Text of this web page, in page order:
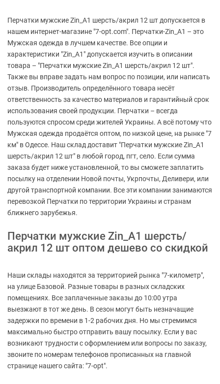
Перчатки мужские Zin_A1 шерсть/акрил 12 шт допускается в
нашем интернет-магазине "7-opt.com". Перчатки-Zin_A1 – это
Мужская одежда в лучшем качестве. Все опции и
характеристики "Zin_A1" допускается изучить в описании
товара – "Перчатки мужские Zin_A1 шерсть/акрил 12 шт".
Также вы вправе задать нам вопрос по позиции, или написать
отзыв. Производитель определённого товара несёт
ответственность за качество материалов и гарантийный срок
использования своей продукции. Перчатки – всегда
пользуются спросом среди жителей Украины. А всё потому что
Мужская одежда продаётся оптом, по низкой цене, на рынке "7
км" в Одессе. Наш склад доставит "Перчатки мужские Zin_A1
шерсть/акрил 12 шт" в любой город, пгт, село. Если сумма
заказа будет ниже установленной, то вы сможете заплатить
посылку на отделении Новой почты, Укрпочты, Деливери, или
другой транспортной компании. Все эти компании занимаются
перевозкой Перчатки по территории Украины и странам
ближнего зарубежья.
Перчатки мужские Zin_A1 шерсть/
акрил 12 шт оптом дешево со скидкой
Наши склады находятся за территорией рынка "7-километр",
на улице Базовой. Разные товары в разных складских
помещениях. Все заплаченные заказы до 10:00 утра
выезжают в тот же день. В сезон могут быть незначащие
задержки по времени в 1-2 рабочих дня. Но мы стремимся
максимально быстро отправить вашу посылку. Если у вас
возникают трудности с оформлением или вопросы по заказу,
звоните по номерам телефонов прописанных на главной
странице нашего сайта: "7-opt".